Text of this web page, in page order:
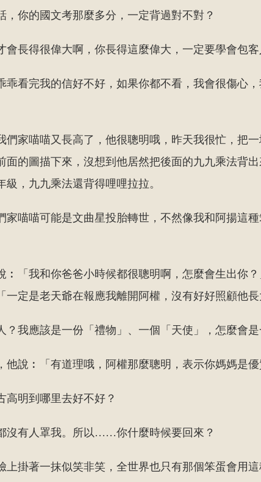
，你的國文考那麼多分，一定背過對不對？
會長得很偉大啊，你長得這麼偉大，一定要學會包客
乖看完我的信好不好，如果你都不看，我會很傷心
們家喵喵又長高了，他很聰明哦，昨天我很忙，把一
面的圖描下來，沒想到他居然把後面的九九乘法背出
，九九乘法還背得哩哩拉拉。
家喵喵可能是文曲星投胎轉世，不然像我和阿揚這
︰「我和你爸爸小時候都很聰明啊，怎麼會生出你
一定是老天爺在報應我離開阿權，沒有好好照顧他長
？我應該是一份「禮物」、一個「天使」，怎麼會是
他說︰「有道理哦，阿權那麼聰明，表示你媽媽是
高明到哪里去好不好？
沒有人罩我。所以……你什麼時候要回來？
上掛著一抹似笑非笑，全世界也只有那個笨蛋會用這